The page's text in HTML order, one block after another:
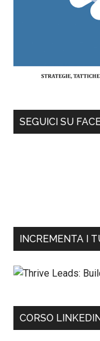
SEGUICI SU
INCREMENTA I
CORSO